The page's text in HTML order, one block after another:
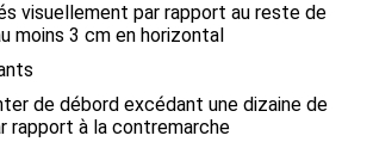
visuellement par rapport au reste de
moins 3 cm en horizontal
de débord excédant une dizaine de
rapport à la contremarche